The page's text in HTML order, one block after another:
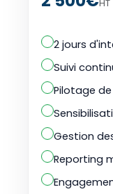
2 jours
Suivi
Pilotage
Gestion
Reporting